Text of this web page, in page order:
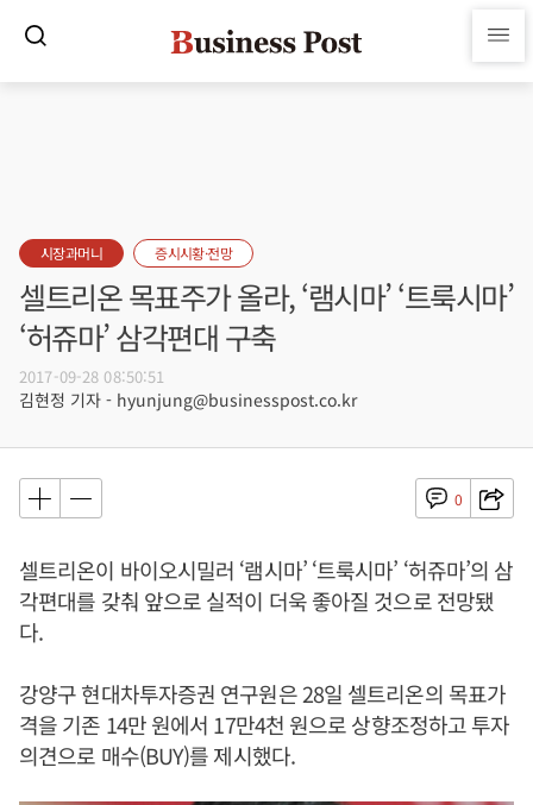
시장과머니 증시시황·전망
셀트리온 목표주가 올라, ‘램시마’ ‘트룩시마’
‘허쥬마’ 삼각편대 구축
2017-09-28 08:50:51
김현정 기자 - hyunjung@businesspost.co.kr
0
셀트리온이 바이오시밀러 ‘램시마’ ‘트룩시마’ ‘허쥬마’의 삼
각편대를 갖춰 앞으로 실적이 더욱 좋아질 것으로 전망됐
다.
강양구 현대차투자증권 연구원은 28일 셀트리온의 목표가
격을 기존 14만 원에서 17만4천 원으로 상향조정하고 투자
의견으로 매수(BUY)를 제시했다.